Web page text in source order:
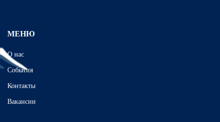
МЕНЮ
О нас
События
Контакты
Вакансии